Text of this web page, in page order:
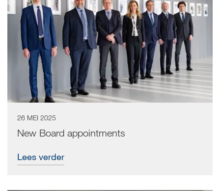
list
26 MEI 2025
New Board appointments
Lees verder